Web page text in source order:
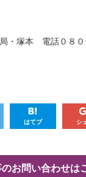
・塚本 電話０８０
はてブ シ
お問い合わせは